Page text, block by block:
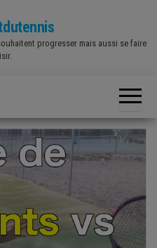
progresser mais aussi se faire